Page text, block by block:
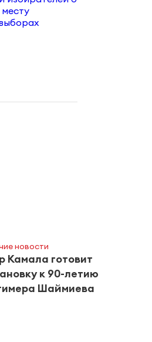
новости
Камала готовит
к 90-летию
Шаймиева